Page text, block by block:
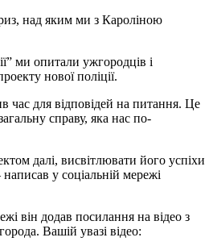
над яким ми з Кароліною
ми опитали ужгородців і
нової поліції.
час для відповідей на питання. Це
справу, яка нас по-
далі, висвітлювати його успіхи
у соціальній мережі
він додав посилання на відео з
Вашій увазі відео: